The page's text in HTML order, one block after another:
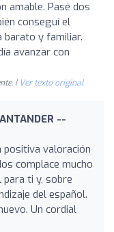
amable. Pasé dos
conseguí el
barato y familiar.
avanzar con
| Ver texto original
--
positiva valoración
complace mucho
para ti y, sobre
del español.
Un cordial